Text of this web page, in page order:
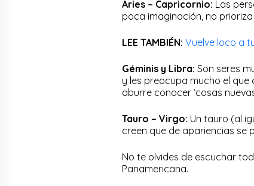
Aries – Capricornio: Las
poca imaginación, no
LEE TAMBIÉN: Vuelve loco a
Géminis y Libra: Son seres
y les preocupa mucho el que
aburre conocer ‘cosas
Tauro – Virgo: Un tauro (al
creen que de apariencias se
No te olvides de escuchar
Panamericana.